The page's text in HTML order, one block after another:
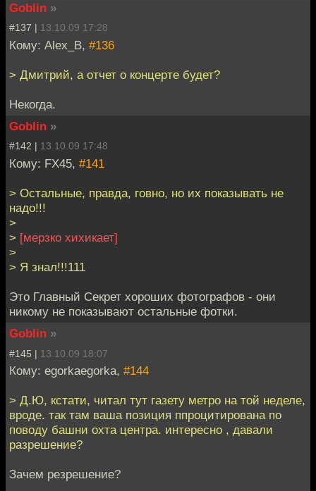
Goblin »
#137 | 13.10.09 17:28
Кому: Alex_B, #136
> Дмитрий, а отчет о концерте будет?
Некогда.
Goblin »
#142 | 13.10.09 17:48
Кому: FX45, #141
> Остальные, правда, говно, но их показывать не
надо!!!
>
> [мерзко хихикает]
>
> Я знал!!!111
Это Главный Секрет хороших фотографов - они
никому не показывают остальные фотки.
Goblin »
#145 | 13.10.09 18:07
Кому: egorkaegorka, #144
> Д.Ю, кстати, читал тут газету метро на той неделе,
вроде. так там ваша позиция ппроцитирована по
поводу башни охта центра. интересно , давали
разрешение?
Зачем резрешение?